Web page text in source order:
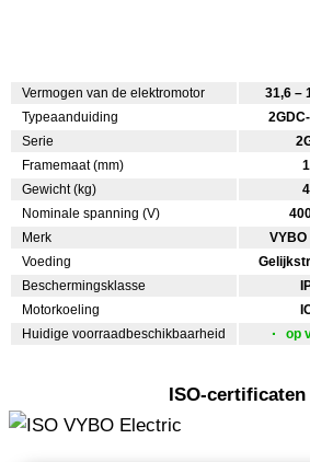
Vermogen van de elektromotor
31,6 –
Typeaanduiding
Serie
Framemaat (mm)
Gewicht (kg)
Nominale spanning (V)
Merk
Voeding
Beschermingsklasse
Motorkoeling
Huidige voorraadbeschikbaarheid
op
ISO-certificaten